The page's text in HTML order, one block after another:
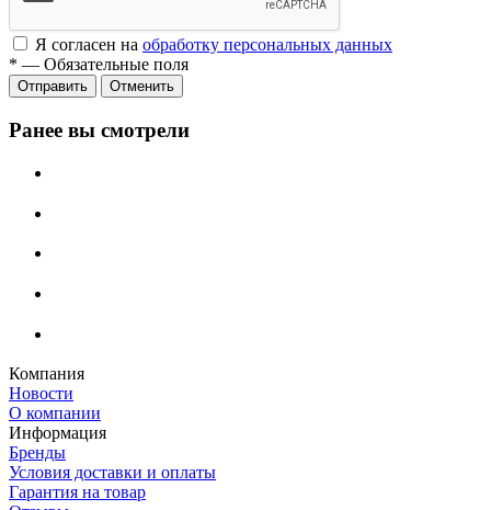
Я согласен на обработку персональных данных
* — Обязательные поля
Отменить
Ранее вы смотрели
Компания
Новости
О компании
Информация
Бренды
Условия доставки и оплаты
Гарантия на товар